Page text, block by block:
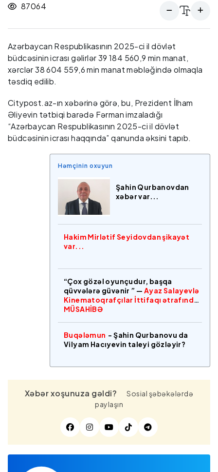
87064
Azərbaycan Respublikasının 2025-ci il dövlət
büdcəsinin icrası gəlirlər 39 184 560,9 min manat,
xərclər 38 604 559,6 min manat məbləğində olmaqla
təsdiq edilib.
Citypost.az-ın xəbərinə görə, bu, Prezident İlham
Əliyevin tətbiqi barədə Fərman imzaladığı
“Azərbaycan Respublikasının 2025-ci il dövlət
büdcəsinin icrası haqqında” qanunda əksini tapıb.
Həmçinin oxuyun
Şahin Qurbanovdan
xəbər var...
Hakim Mirlətif Seyidovdan şikayət
var...
“Çox gözəl oyunçudur, başqa
qüvvələrə güvənir ” — Ayaz Salayevlə
Kinematoqrafçılar İttifaqı ətrafında
MÜSAHİBƏ
Buqələmun - Şahin Qurbanovu da
Vilyam Hacıyevin taleyi gözləyir?
Xəbər xoşunuza gəldi?
Sosial şəbəkələrdə
paylaşın